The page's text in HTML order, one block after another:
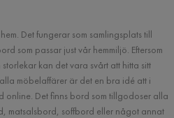
Det fungerar som samlingsplats till
som passar just vår hemmiljö. Eftersom
kan det vara svårt att hitta sitt
möbelaffärer är det en bra idé att i
online. Det finns bord som tillgodoser alla
matsalsbord, soffbord eller något annat